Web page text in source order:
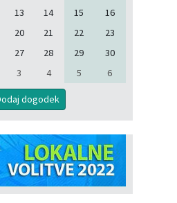
13 14 15
16
20 21 22
23
27 28 29
30
3 4 5 6
dogodek